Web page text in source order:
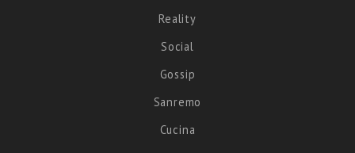
Reality
Social
Gossip
Sanremo
Cucina